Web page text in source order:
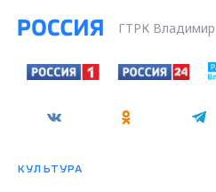
ГТРК Владимир
КУЛЬТУРА